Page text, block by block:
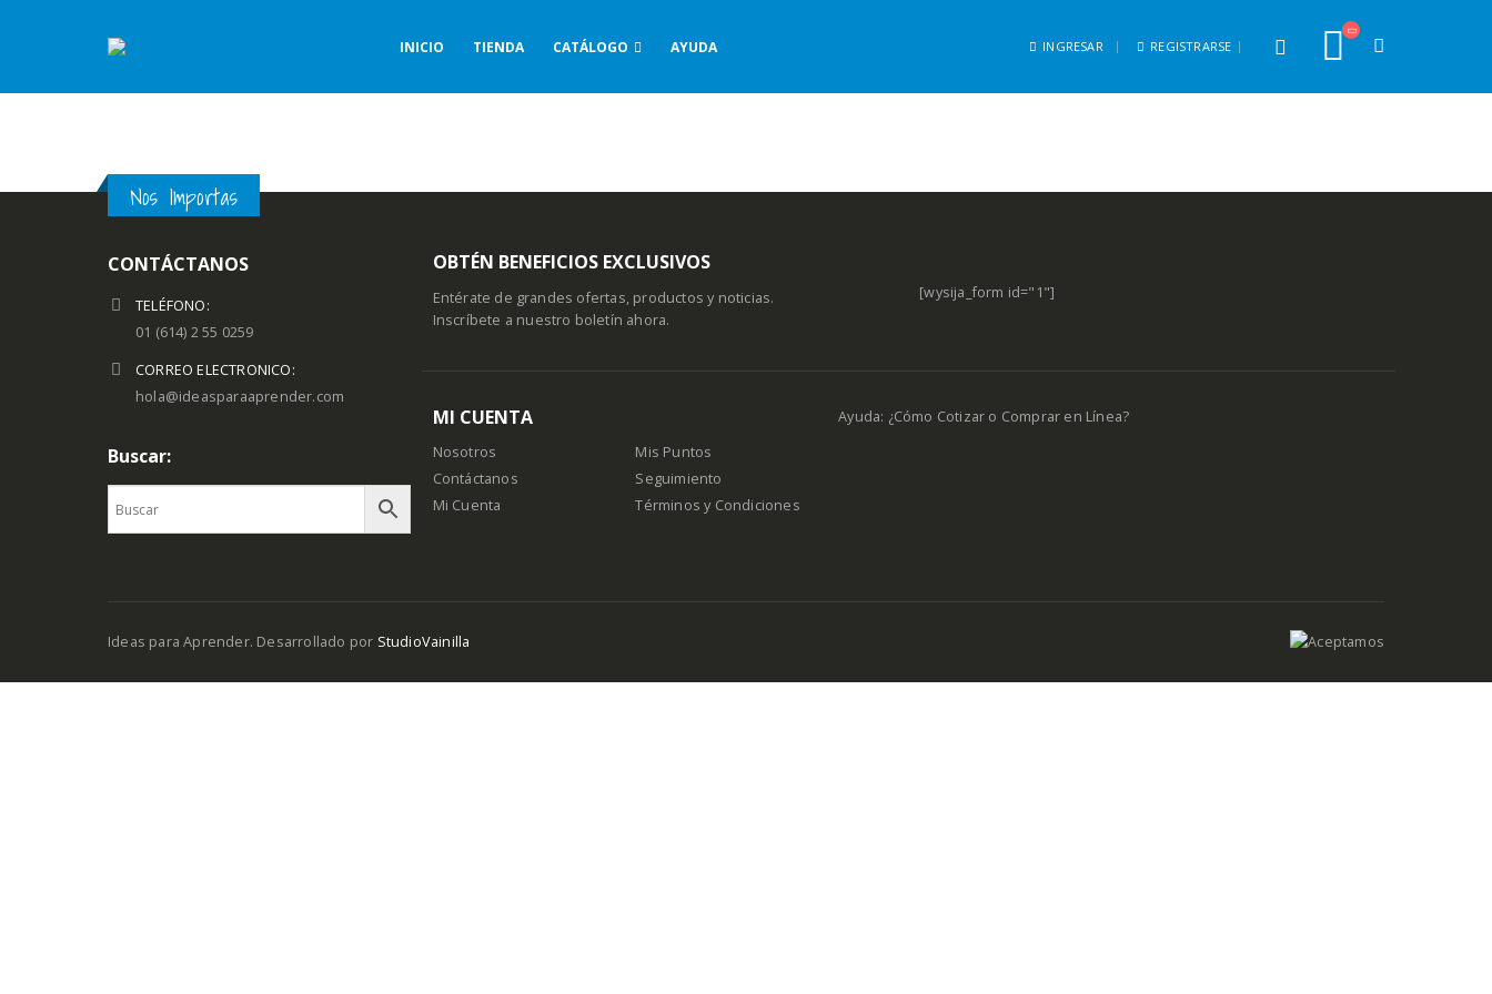
INICIO TIENDA CATÁLOGO AYUDA INGRESAR REGISTRARSE
Nos Importas
CONTÁCTANOS
TELÉFONO:
01 (614) 2 55 0259
CORREO ELECTRONICO:
hola@ideasparaaprender.com
Buscar:
OBTÉN BENEFICIOS EXCLUSIVOS
Entérate de grandes ofertas, productos y noticias.
Inscríbete a nuestro boletín ahora.
[wysija_form id="1"]
MI CUENTA
Nosotros
Contáctanos
Mi Cuenta
Mis Puntos
Seguimiento
Términos y Condiciones
Ayuda: ¿Cómo Cotizar o Comprar en Línea?
Ideas para Aprender. Desarrollado por StudioVainilla